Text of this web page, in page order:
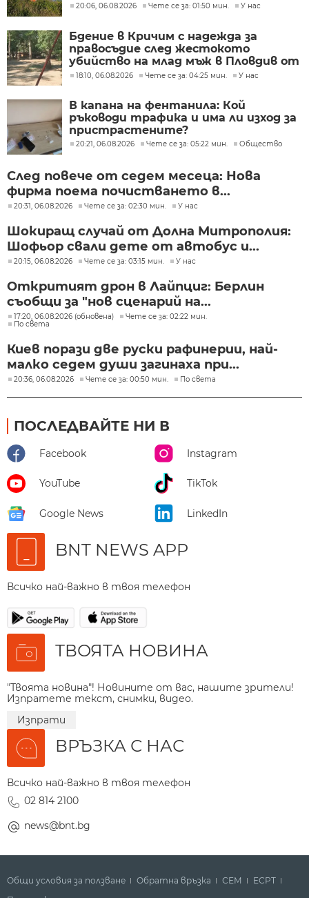
20:06, 06.08.2026 Чете се за: 01:50 мин. У нас
Бдение в Кричим с надежда за
правосъдие след жестокото
убийство на млад мъж в Пловдив от
тийнейджъри
18:10, 06.08.2026 Чете се за: 04:25 мин. У нас
В капана на фентанила: Кой
ръководи трафика и има ли изход за
пристрастените?
20:21, 06.08.2026 Чете се за: 05:22 мин. Общество
След повече от седем месеца: Нова
фирма поема почистването в...
20:31, 06.08.2026 Чете се за: 02:30 мин. У нас
Шокиращ случай от Долна Митрополия:
Шофьор свали дете от автобус и...
20:15, 06.08.2026 Чете се за: 03:15 мин. У нас
Откритият дрон в Лайпциг: Берлин
съобщи за "нов сценарий на...
17:20, 06.08.2026 (обновена)
Чете се за: 02:22 мин.
По света
Киев порази две руски рафинерии, най-
малко седем души загинаха при...
20:36, 06.08.2026 Чете се за: 00:50 мин. По света
ПОСЛЕДВАЙТЕ НИ В
Facebook Instagram
YouTube TikTok
Google News LinkedIn
BNT NEWS APP
Всичко най-важно в твоя телефон
ТВОЯТА НОВИНА
"Твоята новина"! Новините от вас, нашите зрители!
Изпратете текст, снимки, видео.
Изпрати
ВРЪЗКА С НАС
Всичко най-важно в твоя телефон
02 814 2100
news@bnt.bg
Общи условия за ползване Обратна връзка СЕМ
ECPT